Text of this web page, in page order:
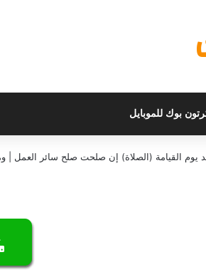
بوك للموبايل
يوم القيامة (الصلاة) إن صلحت صلح سائر